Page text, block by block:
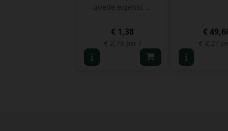
goede eigensc ...
€ 1,38
€ 2,76 per l
€
€ 8,27